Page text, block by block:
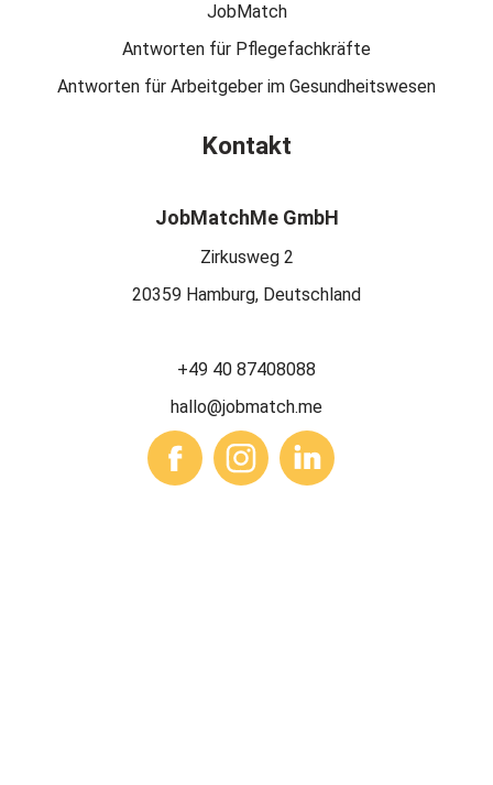
JobMatch
Antworten für Pflegefachkräfte
Antworten für Arbeitgeber im Gesundheitswesen
Kontakt
JobMatchMe GmbH
Zirkusweg 2
20359 Hamburg, Deutschland
+49 40 87408088
hallo@jobmatch.me